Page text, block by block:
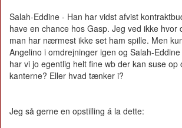
Salah-Eddine - Han har vidst afvist
have en chance hos Gasp. Jeg ved ikke hvor
man har nærmest ikke set ham spille. Men
Angelino i omdrejninger igen og Salah-
har vi jo egentlig helt fine wb der kan suse op
kanterne? Eller hvad tænker i?
Jeg så gerne en opstilling á la dette: